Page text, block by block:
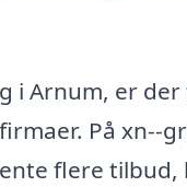
i Arnum, er
På xn--
flere